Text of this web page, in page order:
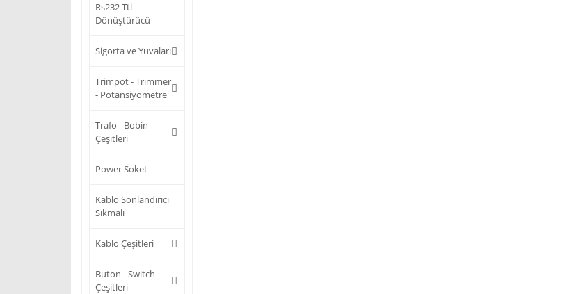
Rs232 Ttl
Dönüştürücü
Sigorta ve Yuvaları
Trimpot - Trimmer
- Potansiyometre
Trafo - Bobin
Çeşitleri
Power Soket
Kablo Sonlandırıcı
Sıkmalı
Kablo Çeşitleri
Buton - Switch
Çeşitleri